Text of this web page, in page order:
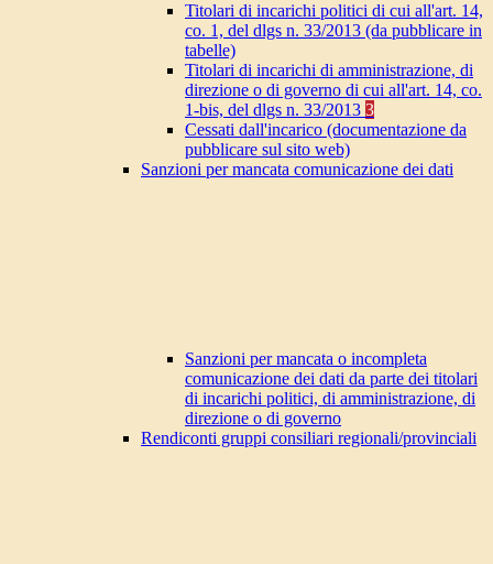
Titolari di incarichi politici di cui all'art. 14,
co. 1, del dlgs n. 33/2013 (da pubblicare in
tabelle)
Titolari di incarichi di amministrazione, di
direzione o di governo di cui all'art. 14, co.
1-bis, del dlgs n. 33/2013 3
Cessati dall'incarico (documentazione da
pubblicare sul sito web)
Sanzioni per mancata comunicazione dei dati
Sanzioni per mancata o incompleta
comunicazione dei dati da parte dei titolari
di incarichi politici, di amministrazione, di
direzione o di governo
Rendiconti gruppi consiliari regionali/provinciali